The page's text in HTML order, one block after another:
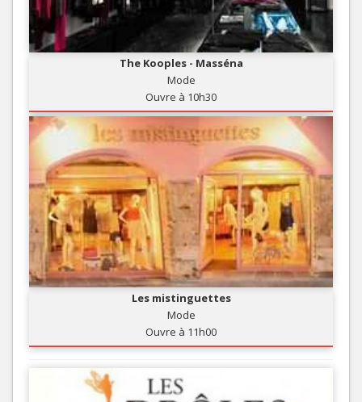
The Kooples - Masséna
Mode
Ouvre à 10h30
Les mistinguettes
Mode
Ouvre à 11h00